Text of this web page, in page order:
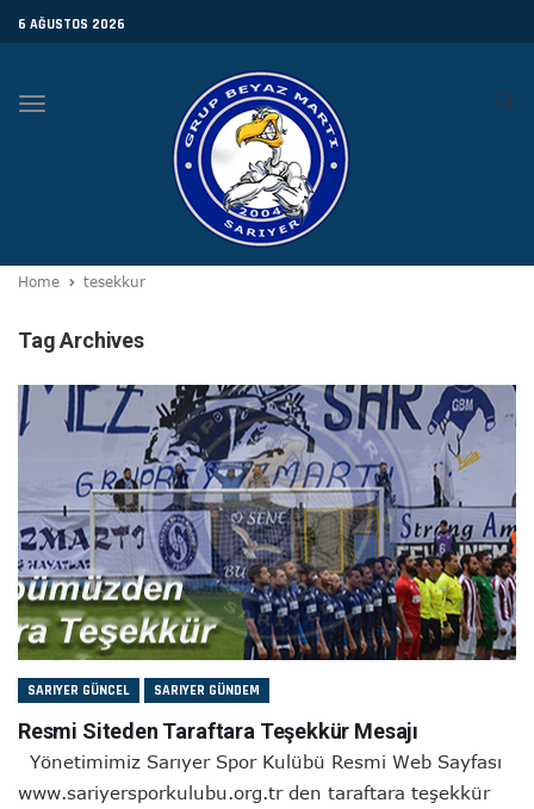
6 AĞUSTOS 2026
Toggle
Home tesekkur
Tag Archives
SARIYER GÜNCEL SARIYER GÜNDEM
Resmi Siteden Taraftara Teşekkür Mesajı
Yönetimimiz Sarıyer Spor Kulübü Resmi Web Sayfası
www.sariyersporkulubu.org.tr den taraftara teşekkür